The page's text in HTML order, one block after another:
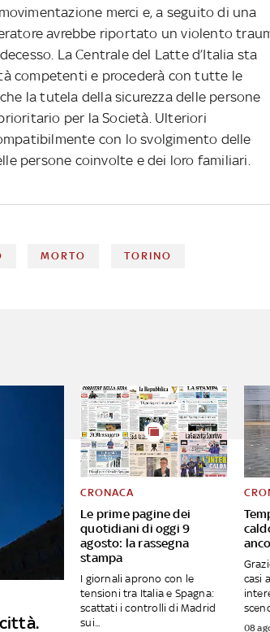
merci e, a seguito di una
avrebbe riportato un violento
La Centrale del Latte d’Italia sta
competenti e procederà con tutte le
la tutela della sicurezza delle persone
per la Società. Ulteriori
con lo svolgimento delle
persone coinvolte e dei loro familiari.
MORTO TORINO
Le prime pagine dei
quotidiani di oggi 9
agosto: la rassegna
stampa
CRONACA
I giornali aprono con le
tensioni tra Italia e Spagna:
scattati i controlli di Madrid
sui...
casi
08